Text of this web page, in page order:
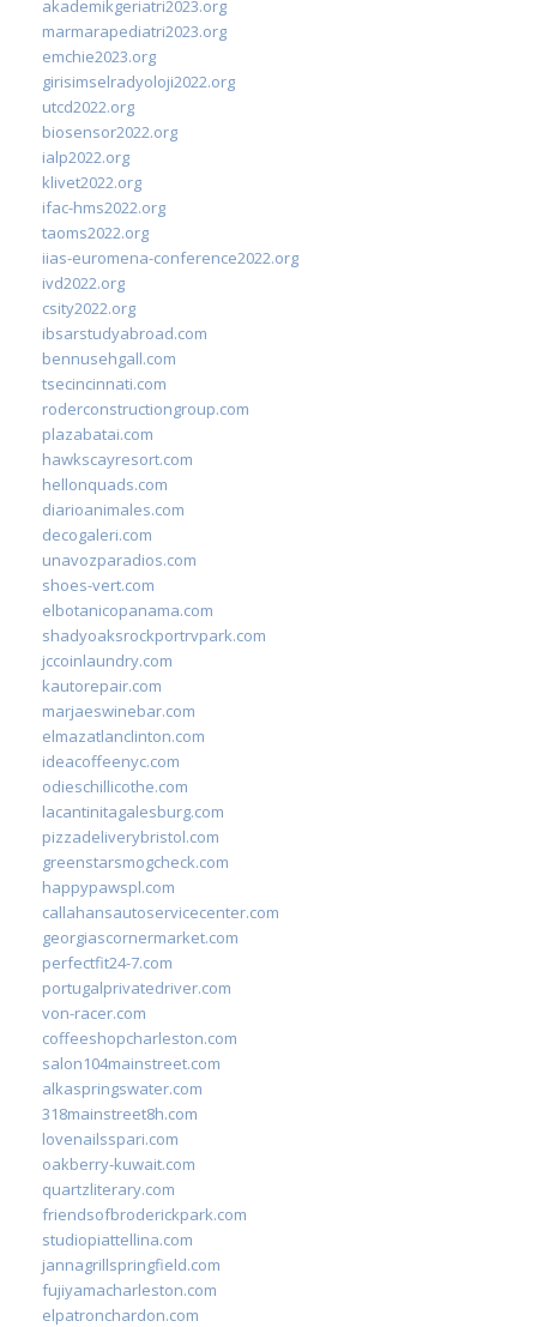
akademikgeriatri2023.org
marmarapediatri2023.org
emchie2023.org
girisimselradyoloji2022.org
utcd2022.org
biosensor2022.org
ialp2022.org
klivet2022.org
ifac-hms2022.org
taoms2022.org
iias-euromena-conference2022.org
ivd2022.org
csity2022.org
ibsarstudyabroad.com
bennusehgall.com
tsecincinnati.com
roderconstructiongroup.com
plazabatai.com
hawkscayresort.com
hellonquads.com
diarioanimales.com
decogaleri.com
unavozparadios.com
shoes-vert.com
elbotanicopanama.com
shadyoaksrockportrvpark.com
jccoinlaundry.com
kautorepair.com
marjaeswinebar.com
elmazatlanclinton.com
ideacoffeenyc.com
odieschillicothe.com
lacantinitagalesburg.com
pizzadeliverybristol.com
greenstarsmogcheck.com
happypawspl.com
callahansautoservicecenter.com
georgiascornermarket.com
perfectfit24-7.com
portugalprivatedriver.com
von-racer.com
coffeeshopcharleston.com
salon104mainstreet.com
alkaspringswater.com
318mainstreet8h.com
lovenailsspari.com
oakberry-kuwait.com
quartzliterary.com
friendsofbroderickpark.com
studiopiattellina.com
jannagrillspringfield.com
fujiyamacharleston.com
elpatronchardon.com